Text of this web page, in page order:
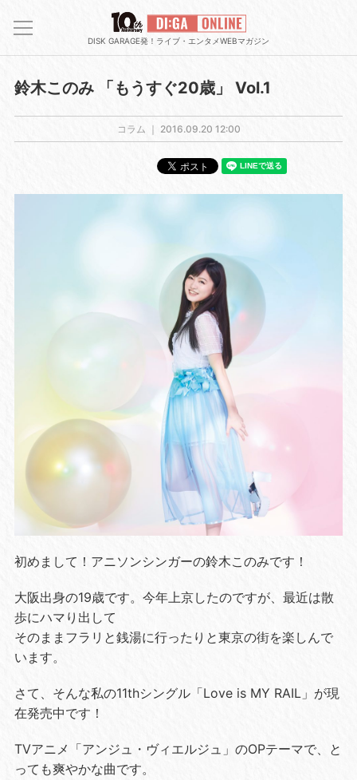
DISK GARAGE発！ライブ・エンタメWEBマガジン
鈴木このみ 「もうすぐ20歳」 Vol.1
コラム ｜ 2016.09.20 12:00
初めまして！アニソンシンガーの鈴木このみです！
大阪出身の19歳です。今年上京したのですが、最近は散
歩にハマり出して
そのままフラリと銭湯に行ったりと東京の街を楽しんで
います。
さて、そんな私の11thシングル「Love is MY RAIL」が現
在発売中です！
TVアニメ「アンジュ・ヴィエルジュ」のOPテーマで、と
っても爽やかな曲です。